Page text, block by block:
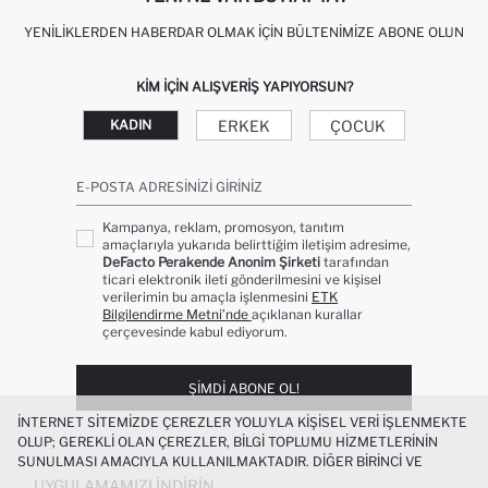
YENILIKLERDEN HABERDAR OLMAK İÇIN BÜLTENIMIZE ABONE OLUN
KIM IÇIN ALIŞVERIŞ YAPIYORSUN?
KADIN ERKEK ÇOCUK
E-POSTA ADRESINIZI GIRINIZ
Kampanya, reklam, promosyon, tanıtım
amaçlarıyla yukarıda belirttiğim iletişim adresime,
DeFacto Perakende Anonim Şirketi tarafından
ticari elektronik ileti gönderilmesini ve kişisel
verilerimin bu amaçla işlenmesini ETK
Bilgilendirme Metni’nde açıklanan kurallar
çerçevesinde kabul ediyorum.
ŞIMDI ABONE OL!
İNTERNET SITEMIZDE ÇEREZLER YOLUYLA KIŞISEL VERI IŞLENMEKTE
OLUP; GEREKLI OLAN ÇEREZLER, BILGI TOPLUMU HIZMETLERININ
SUNULMASI AMACIYLA KULLANILMAKTADIR. DIĞER BIRINCI VE
ÜÇÜNCÜ TARAF ÇEREZLER ISE SIZE DAHA IYI BIR ALIŞVERIŞ